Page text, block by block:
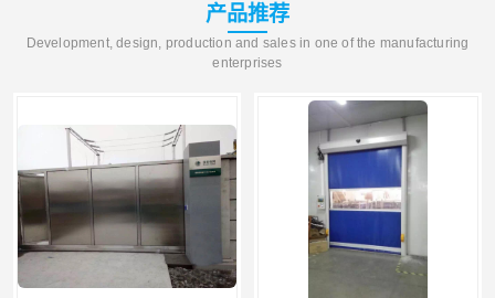
产品推荐
Development, design, production and sales in one of the manufacturing
enterprises